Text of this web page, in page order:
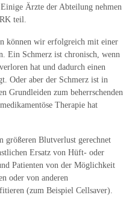
Ärzte der Abteilung nehmen
teil.
können wir erfolgreich mit einer
Ein Schmerz ist chronisch, wenn
hat und dadurch einen
Oder aber der Schmerz ist in
Grundleiden zum beherrschenden
Therapie hat
größeren Blutverlust gerechnet
Ersatz von Hüft- oder
Patienten von der Möglichkeit
oder von anderen
(zum Beispiel Cellsaver).